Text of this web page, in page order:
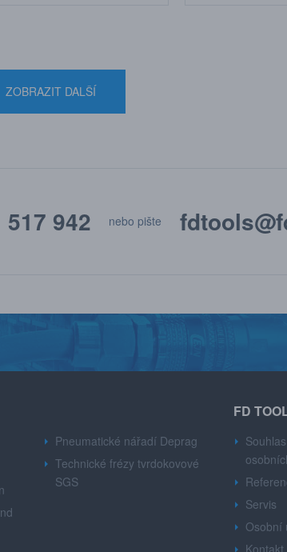
ZOBRAZIT DALŠÍ
517 942 nebo pište
Pneumatické nářadí Deprag
Technické frézy tvrdokovové
SGS
FD
Servis
Osobní
Kontakt